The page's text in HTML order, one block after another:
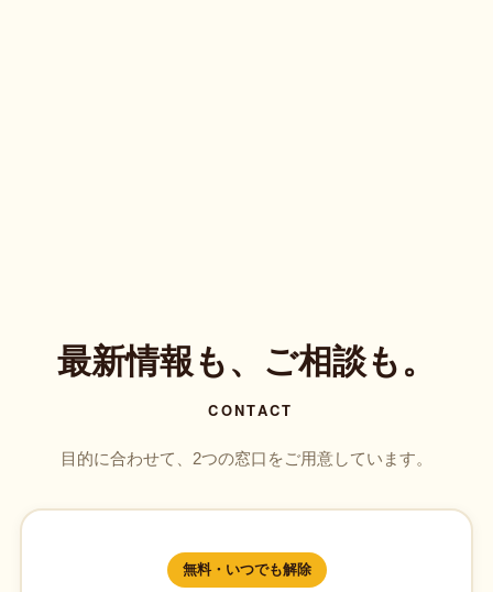
最新情報も、ご相談も。
CONTACT
目的に合わせて、2つの窓口をご用意しています。
無料・いつでも解除